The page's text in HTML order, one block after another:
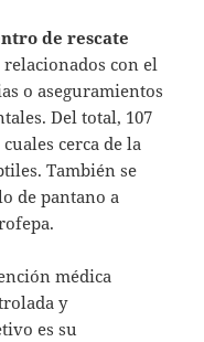
de rescate
con el
o aseguramientos
Del total, 107
cerca de la
También se
de pantano a
médica
y
es su